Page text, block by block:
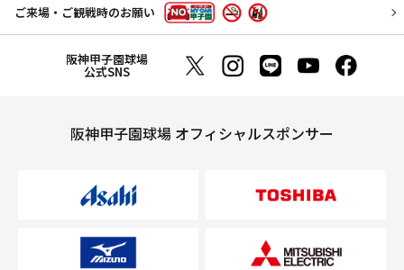
ご来場・ご観戦時のお願い
阪神甲子園球場
公式SNS
阪神甲子園球場 オフィシャルスポンサー